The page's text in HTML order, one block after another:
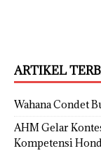
ARTIKEL
Wahana Condet
AHM Gelar
Kompetensi